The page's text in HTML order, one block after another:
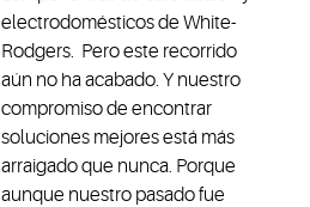
electrodomésticos de White-
Rodgers. Pero este recorrido
aún no ha acabado. Y nuestro
compromiso de encontrar
soluciones mejores está más
arraigado que nunca. Porque
aunque nuestro pasado fue